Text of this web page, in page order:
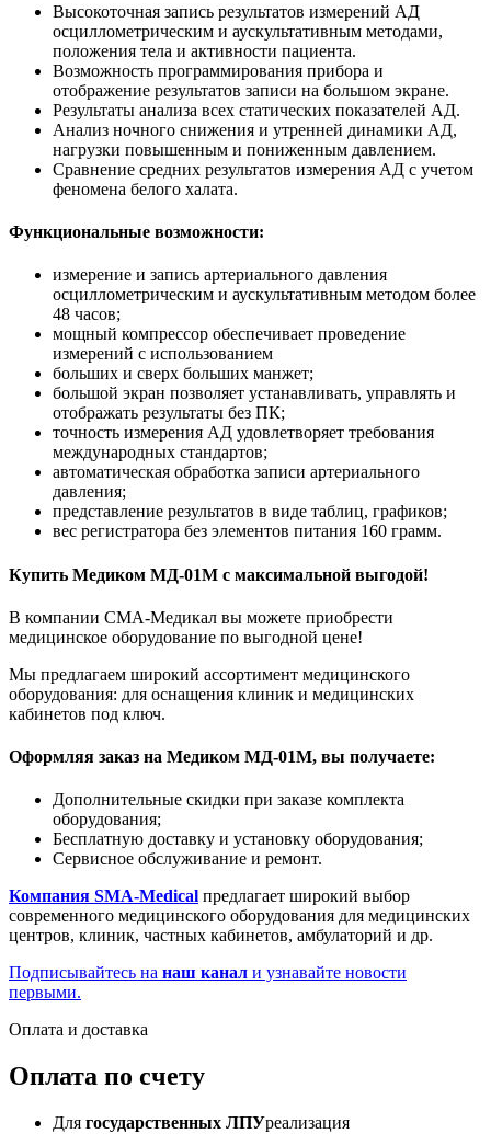
Высокоточная запись результатов измерений АД
осциллометрическим и аускультативным методами,
положения тела и активности пациента.
Возможность программирования прибора и
отображение результатов записи на большом экране.
Результаты анализа всех статических показателей АД.
Анализ ночного снижения и утренней динамики АД,
нагрузки повышенным и пониженным давлением.
Сравнение средних результатов измерения АД с учетом
феномена белого халата.
Функциональные возможности:
измерение и запись артериального давления
осциллометрическим и аускультативным методом более
48 часов;
мощный компрессор обеспечивает проведение
измерений с использованием
больших и сверх больших манжет;
большой экран позволяет устанавливать, управлять и
отображать результаты без ПК;
точность измерения АД удовлетворяет требования
международных стандартов;
автоматическая обработка записи артериального
давления;
представление результатов в виде таблиц, графиков;
вес регистратора без элементов питания 160 грамм.
Купить Медиком МД-01М с максимальной выгодой!
В компании СМА-Медикал вы можете приобрести
медицинское оборудование по выгодной цене!
Мы предлагаем широкий ассортимент медицинского
оборудования: для оснащения клиник и медицинских
кабинетов под ключ.
Оформляя заказ на Медиком МД-01М, вы получаете:
Дополнительные скидки при заказе комплекта
оборудования;
Бесплатную доставку и установку оборудования;
Сервисное обслуживание и ремонт.
Компания SMA-Medical предлагает широкий выбор
современного медицинского оборудования для медицинских
центров, клиник, частных кабинетов, амбулаторий и др.
Подписывайтесь на наш канал и узнавайте новости
первыми.
Оплата и доставка
Оплата по счету
Для государственных ЛПУреализация